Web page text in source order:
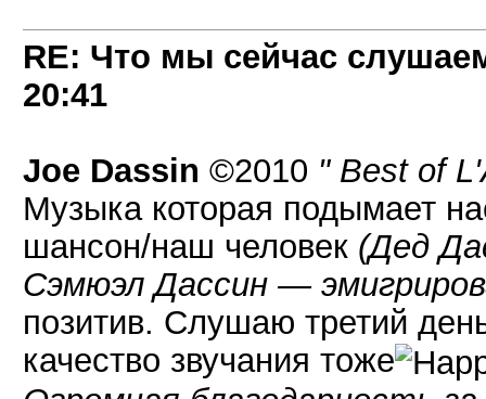
RE: Что мы сейчас
20:41
Joe Dassin ©2010 " Best of
Музыка которая подымает
шансон/наш человек (Дед
Сэмюэл Дассин —
позитив. Слушаю третий
качество звучания тоже